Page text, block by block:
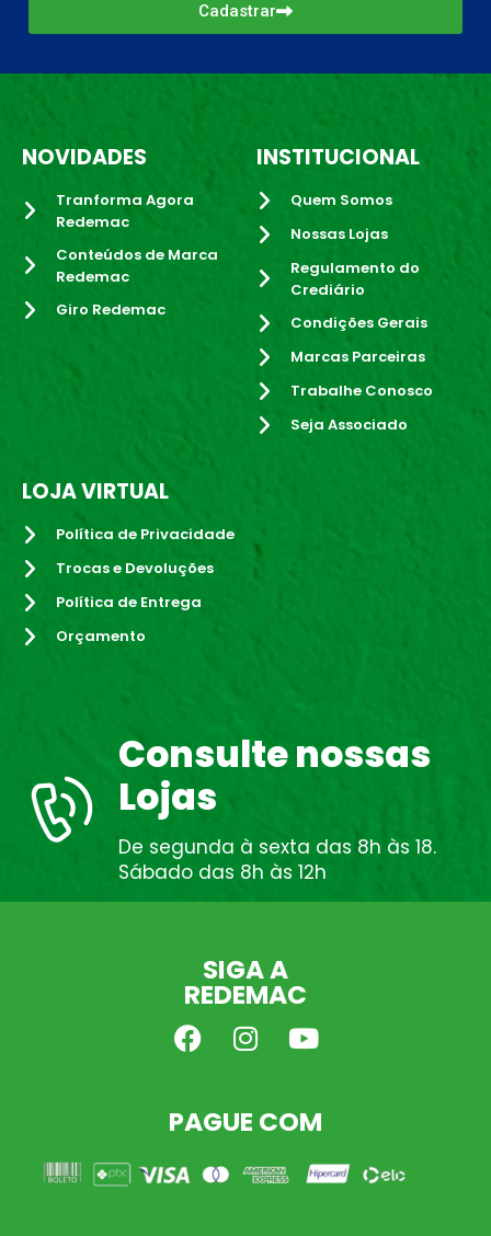
Cadastrar
NOVIDADES
Tranforma Agora
Redemac
Conteúdos de Marca
Redemac
Giro Redemac
INSTITUCIONAL
Quem Somos
Nossas Lojas
Regulamento do
Crediário
Condições Gerais
Marcas Parceiras
Trabalhe Conosco
Seja Associado
LOJA VIRTUAL
Política de Privacidade
Trocas e Devoluções
Política de Entrega
Orçamento
Consulte nossas
Lojas
De segunda à sexta das 8h às 18.
Sábado das 8h às 12h
SIGA A
REDEMAC
PAGUE COM